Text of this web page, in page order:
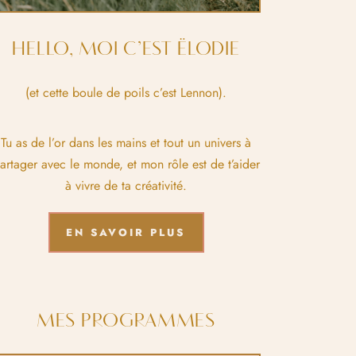
HELLO, MOI C’EST ËLODIE
(et cette boule de poils c’est Lennon).
Tu as de l’or dans les mains et tout un univers à
avec le monde, et mon rôle est de t’aider
à vivre de ta créativité.
EN SAVOIR PLUS
MES PROGRAMMES